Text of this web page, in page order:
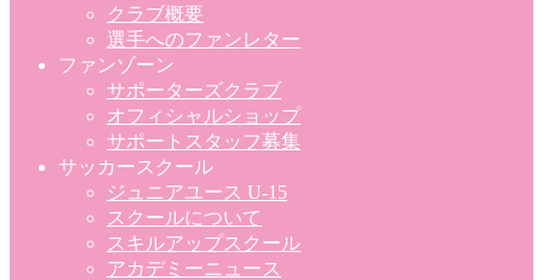
クラブ概要
選手へのファンレター
ファンゾーン
サポーターズクラブ
オフィシャルショップ
サポートスタッフ募集
サッカースクール
ジュニアユース U-15
スクールについて
スキルアップスクール
アカデミーニュース